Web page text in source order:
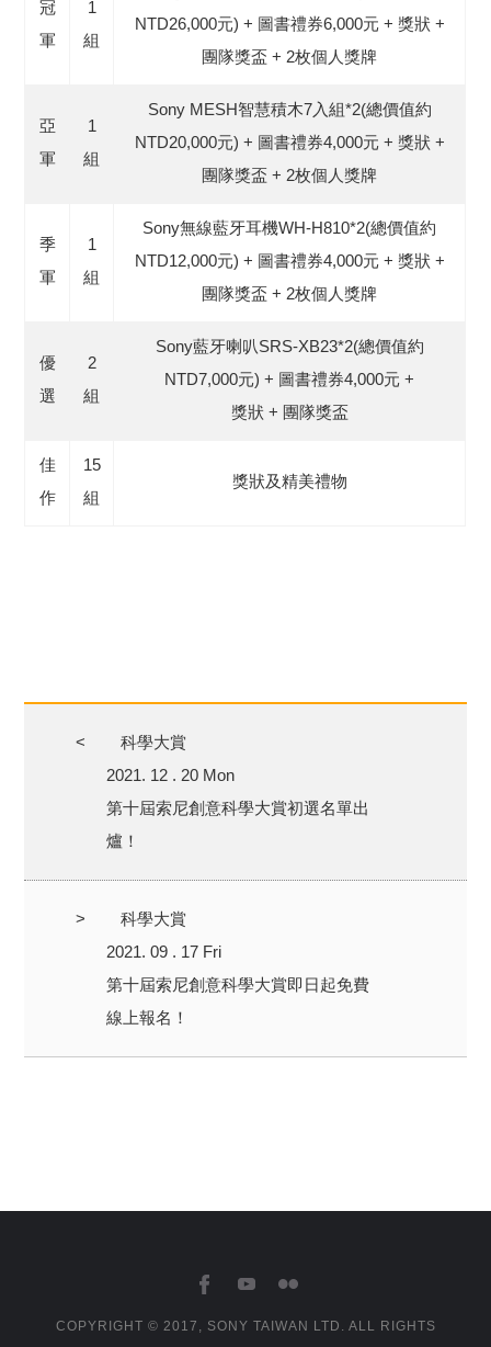
冠
軍
1
組
NTD26,000元) + 圖書禮券6,000元 + 獎狀 +
團隊獎盃 + 2枚個人獎牌
亞
軍
1
組
Sony MESH智慧積木7入組*2(總價值約
NTD20,000元) + 圖書禮券4,000元 + 獎狀 +
團隊獎盃 + 2枚個人獎牌
季
軍
1
組
Sony無線藍牙耳機WH-H810*2(總價值約
NTD12,000元) + 圖書禮券4,000元 + 獎狀 +
團隊獎盃 + 2枚個人獎牌
優
選
2
組
Sony藍牙喇叭SRS-XB23*2(總價值約
NTD7,000元) + 圖書禮券4,000元 +
獎狀 + 團隊獎盃
佳
作
15
組
獎狀及精美禮物
<
科學大賞
2021. 12 . 20 Mon
第十屆索尼創意科學大賞初選名單出
爐！
>
科學大賞
2021. 09 . 17 Fri
第十屆索尼創意科學大賞即日起免費
線上報名！
COPYRIGHT © 2017, SONY TAIWAN LTD. ALL RIGHTS